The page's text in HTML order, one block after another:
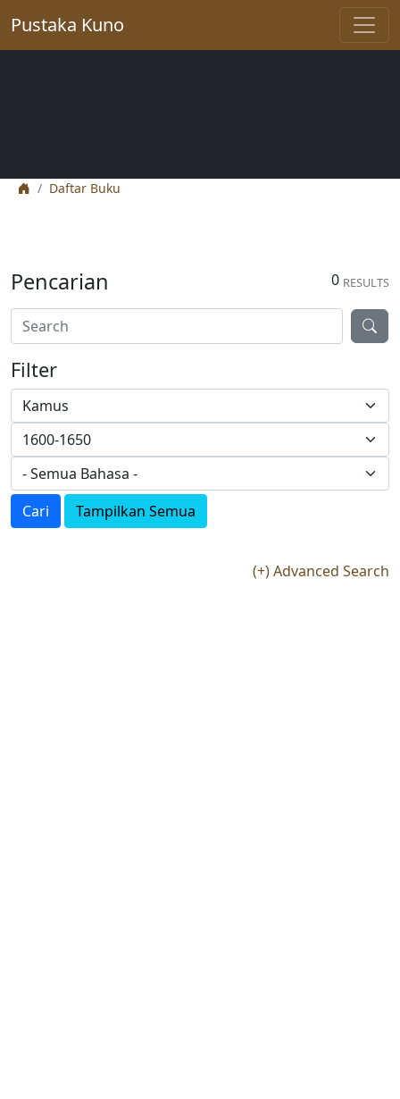
Pustaka Kuno
Daftar Buku
0 RESULTS
Pencarian
Filter
Cari Tampilkan Semua
(+) Advanced Search